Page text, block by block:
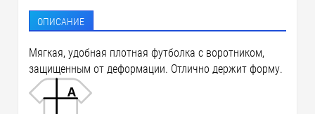
ОПИСАНИЕ
Мягкая, удобная плотная футболка с воротником,
защищенным от деформации. Отлично держит форму.